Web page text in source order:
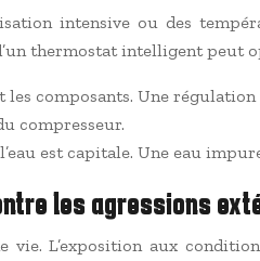
intensive ou des
thermostat intelligent peut
composants. Une
compresseur.
est capitale. Une eau
les agressions
vie. L’exposition aux